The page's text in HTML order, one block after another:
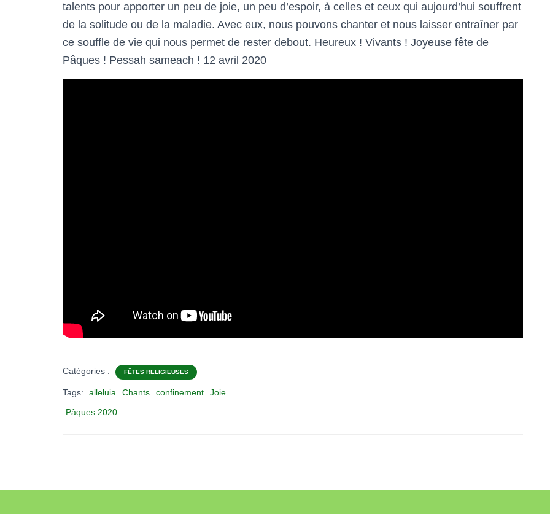
talents pour apporter un peu de joie, un peu d’espoir, à celles et ceux qui aujourd’hui souffrent
de la solitude ou de la maladie. Avec eux, nous pouvons chanter et nous laisser entraîner par
ce souffle de vie qui nous permet de rester debout. Heureux ! Vivants ! Joyeuse fête de
Pâques ! Pessah sameach ! 12 avril 2020
Catégories : FÊTES RELIGIEUSES
Tags: alleluia Chants confinement
Joie
Pâques 2020